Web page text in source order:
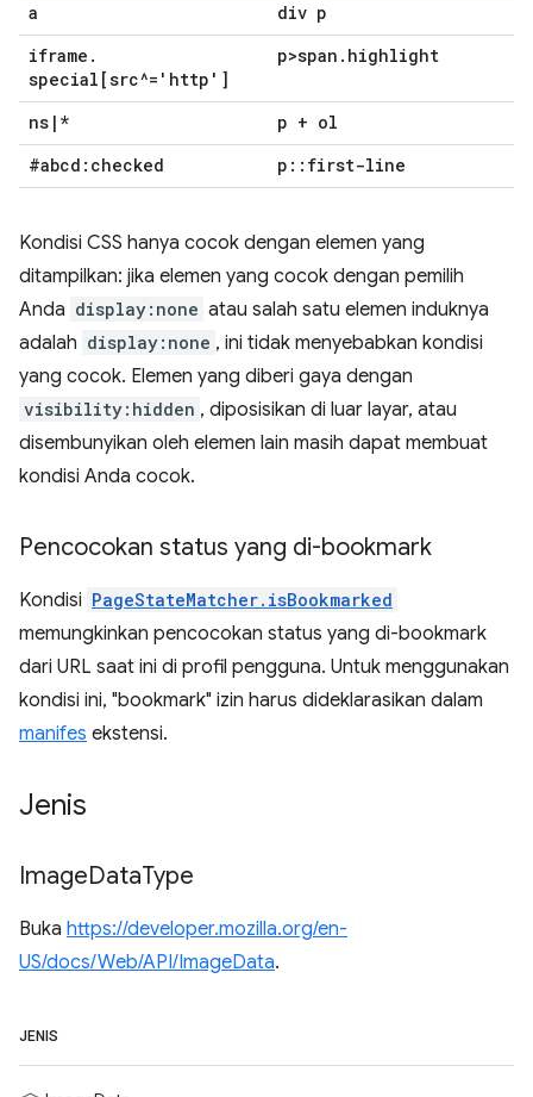
a
div p
iframe .
special[src^='http']
p>span . highlight
ns | *
p + ol
#abcd:checked
p :: first-line
Kondisi CSS hanya cocok dengan elemen yang
ditampilkan: jika elemen yang cocok dengan pemilih
Anda display:none atau salah satu elemen induknya
adalah display:none , ini tidak menyebabkan kondisi
yang cocok. Elemen yang diberi gaya dengan
visibility:hidden , diposisikan di luar layar, atau
disembunyikan oleh elemen lain masih dapat membuat
kondisi Anda cocok.
Pencocokan status yang di-bookmark
Kondisi PageStateMatcher.isBookmarked
memungkinkan pencocokan status yang di-bookmark
dari URL saat ini di profil pengguna. Untuk menggunakan
kondisi ini, "bookmark" izin harus dideklarasikan dalam
manifes ekstensi.
Jenis
ImageDataType
Buka https://developer.mozilla.org/en-
US/docs/Web/API/ImageData.
JENIS